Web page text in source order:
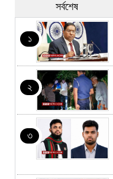
সর্বশেষ
১
২
৩